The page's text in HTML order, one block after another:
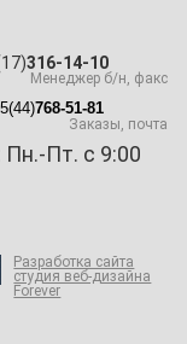
316-14-10
Менеджер б/н, факс
768-51-81
Заказы, почта
Пт. с 9:00
Разработка сайта
студия веб-дизайна
Forever